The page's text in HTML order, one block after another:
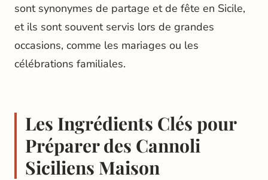
sont synonymes de partage et de fête en Sicile,
et ils sont souvent servis lors de grandes
occasions, comme les mariages ou les
célébrations familiales.
Les Ingrédients Clés pour
Préparer des Cannoli
Siciliens Maison